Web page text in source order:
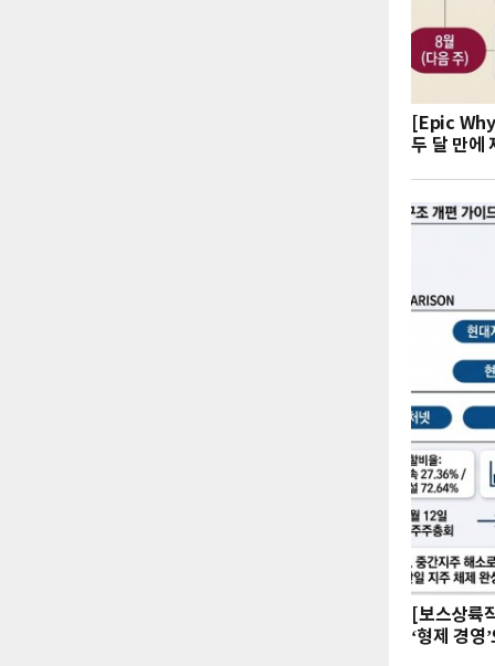
[Epic
두 달 만에
[보스상륙
‘형제 경영